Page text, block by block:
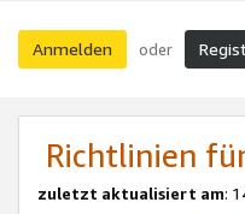
Anmelden oder
Richtlinien
zuletzt aktualisiert am: